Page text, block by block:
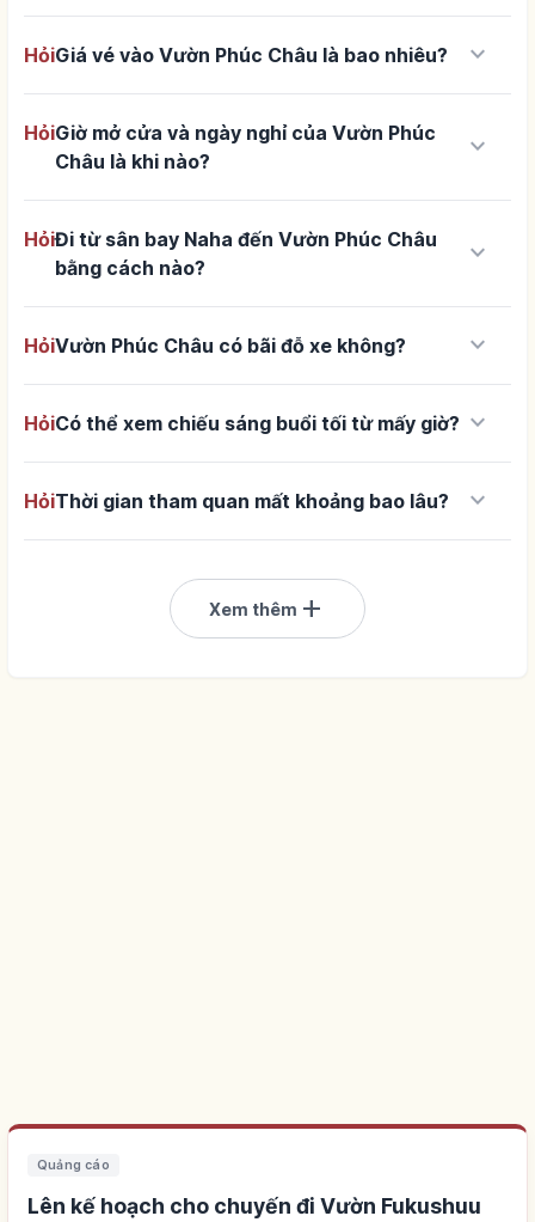
HỏiGiá vé vào Vườn Phúc Châu là bao nhiêu? keyboard_arrow_down
HỏiGiờ mở cửa và ngày nghỉ của Vườn Phúc
Châu là khi nào?
keyboard_arrow_down
HỏiĐi từ sân bay Naha đến Vườn Phúc Châu
bằng cách nào?
keyboard_arrow_down
HỏiVườn Phúc Châu có bãi đỗ xe không? keyboard_arrow_down
HỏiCó thể xem chiếu sáng buổi tối từ mấy giờ? keyboard_arrow_down
HỏiThời gian tham quan mất khoảng bao lâu? keyboard_arrow_down
Xem thêm add
Quảng cáo
Lên kế hoạch cho chuyến đi Vườn Fukushuu